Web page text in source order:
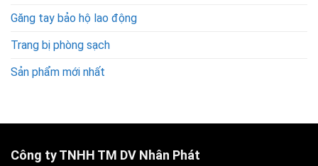
Găng tay bảo hộ lao động
Trang bị phòng sạch
Sản phẩm mới nhất
Công ty TNHH TM DV Nhân Phát